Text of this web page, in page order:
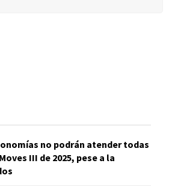
no podrán atender todas
III de 2025, pese a la